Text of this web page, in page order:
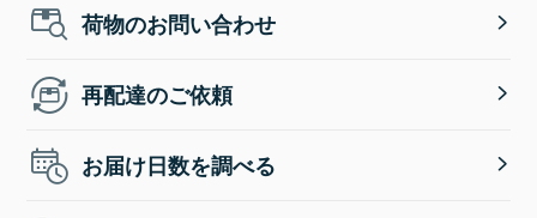
荷物のお問い合わせ
再配達のご依頼
お届け日数を調べる